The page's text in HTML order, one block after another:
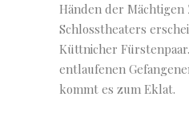
Händen der
Schlosstheaters
Küttnicher
entlaufenen
kommt es zum Eklat.